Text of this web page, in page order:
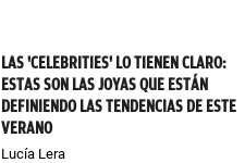
LAS 'CELEBRITIES' LO TIENEN CLARO:
ESTAS SON LAS JOYAS QUE ESTÁN
DEFINIENDO LAS TENDENCIAS DE ESTE
VERANO
Lucía Lera